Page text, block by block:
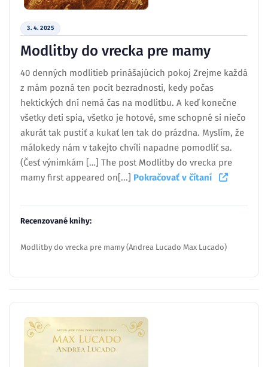
3. 4. 2025
Modlitby do vrecka pre mamy
40 denných modlitieb prinášajúcich pokoj Zrejme každá
z mám pozná ten pocit bezradnosti, kedy počas
hektických dní nemá čas na modlitbu. A keď konečne
všetky deti spia, všetko je hotové, sme schopné si niečo
akurát tak pustiť a kukať len tak do prázdna. Myslím, že
málokedy nám v takejto chvíli napadne pomodliť sa.
(Česť výnimkám […] The post Modlitby do vrecka pre
mamy first appeared on[...] Pokračovať v čítaní
Recenzované knihy:
Modlitby do vrecka pre mamy (Andrea Lucado Max Lucado)